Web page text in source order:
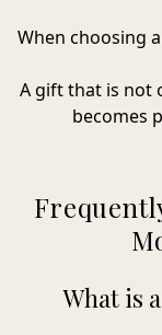
When choosing
A gift that is not
becomes
What is